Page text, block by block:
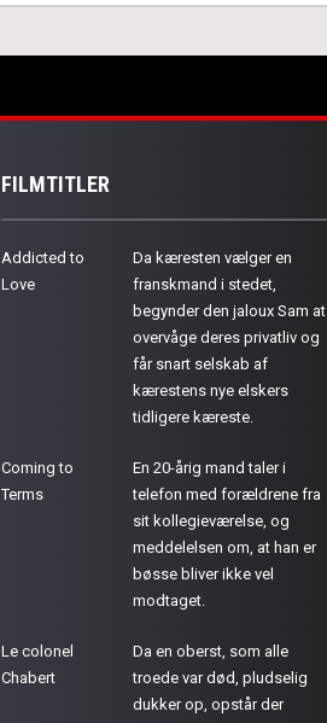
FILMTITLER
Addicted to
Love
Da kæresten vælger en
franskmand i stedet,
begynder den jaloux Sam at
overvåge deres privatliv og
får snart selskab af
kærestens nye elskers
tidligere kæreste.
Coming to
Terms
En 20-årig mand taler i
telefon med forældrene fra
sit kollegieværelse, og
meddelelsen om, at han er
bøsse bliver ikke vel
modtaget.
Le colonel
Chabert
Da en oberst, som alle
troede var død, pludselig
dukker op, opstår der